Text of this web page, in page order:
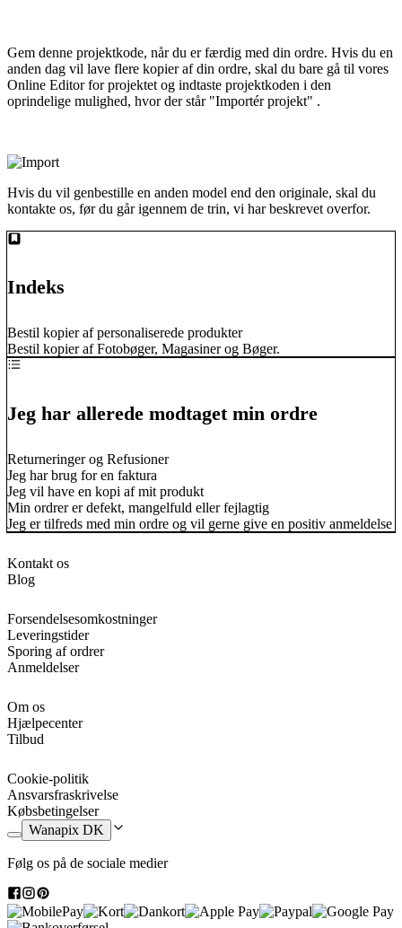
Gem denne projektkode, når du er færdig med din ordre. Hvis du en
anden dag vil lave flere kopier af din ordre, skal du bare gå til vores
Online Editor for projektet og indtaste projektkoden i den
oprindelige mulighed, hvor der står "Importér projekt" .
Hvis du vil genbestille en anden model end den originale, skal du
kontakte os, før du går igennem de trin, vi har beskrevet overfor.
Indeks
Bestil kopier af personaliserede produkter
Bestil kopier af Fotobøger, Magasiner og Bøger.
Jeg har allerede modtaget min ordre
Returneringer og Refusioner
Jeg har brug for en faktura
Jeg vil have en kopi af mit produkt
Min ordrer er defekt, mangelfuld eller fejlagtig
Jeg er tilfreds med min ordre og vil gerne give en positiv anmeldelse
Kontakt os
Blog
Forsendelsesomkostninger
Leveringstider
Sporing af ordrer
Anmeldelser
Om os
Hjælpecenter
Tilbud
Cookie-politik
Ansvarsfraskrivelse
Købsbetingelser
Wanapix DK
Følg os på de sociale medier